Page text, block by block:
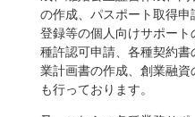
の作成、パスポート取得申
登録等の個人向けサポート
種許認可申請、各種契約書
業計画書の作成、創業融資
も行っております。